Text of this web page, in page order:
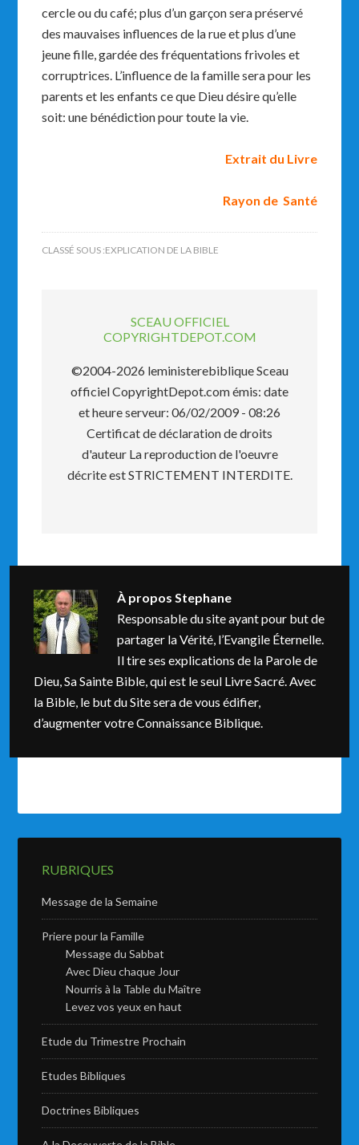
cercle ou du café; plus d’un garçon sera préservé
des mauvaises influences de la rue et plus d’une
jeune fille, gardée des fréquentations frivoles et
corruptrices. L’influence de la famille sera pour les
parents et les enfants ce que Dieu désire qu’elle
soit: une bénédiction pour toute la vie.
Extrait du Livre
Rayon de Santé
CLASSÉ SOUS :EXPLICATION DE LA BIBLE
SCEAU OFFICIEL
COPYRIGHTDEPOT.COM
©2004-2026 leministerebiblique Sceau
officiel CopyrightDepot.com émis: date
et heure serveur: 06/02/2009 - 08:26
Certificat de déclaration de droits
d'auteur La reproduction de l'oeuvre
décrite est STRICTEMENT INTERDITE.
À proposStephane
Responsable du site ayant pour but de
partager la Vérité, l’Evangile Éternelle.
Il tire ses explications de la Parole de
Dieu, Sa Sainte Bible, qui est le seul Livre Sacré. Avec
la Bible, le but du Site sera de vous édifier,
d’augmenter votre Connaissance Biblique.
RUBRIQUES
Message de la Semaine
Priere pour la Famille
Message du Sabbat
Avec Dieu chaque Jour
Nourris à la Table du Maître
Levez vos yeux en haut
Etude du Trimestre Prochain
Etudes Bibliques
Doctrines Bibliques